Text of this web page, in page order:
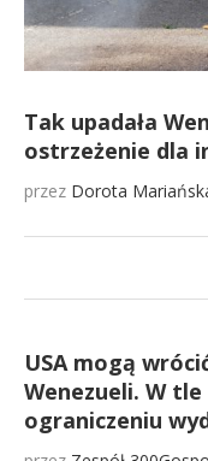
Tak upadała
ostrzeżenie dla
przez Dorota
USA mogą
Wenezueli. W tle
ograniczeniu